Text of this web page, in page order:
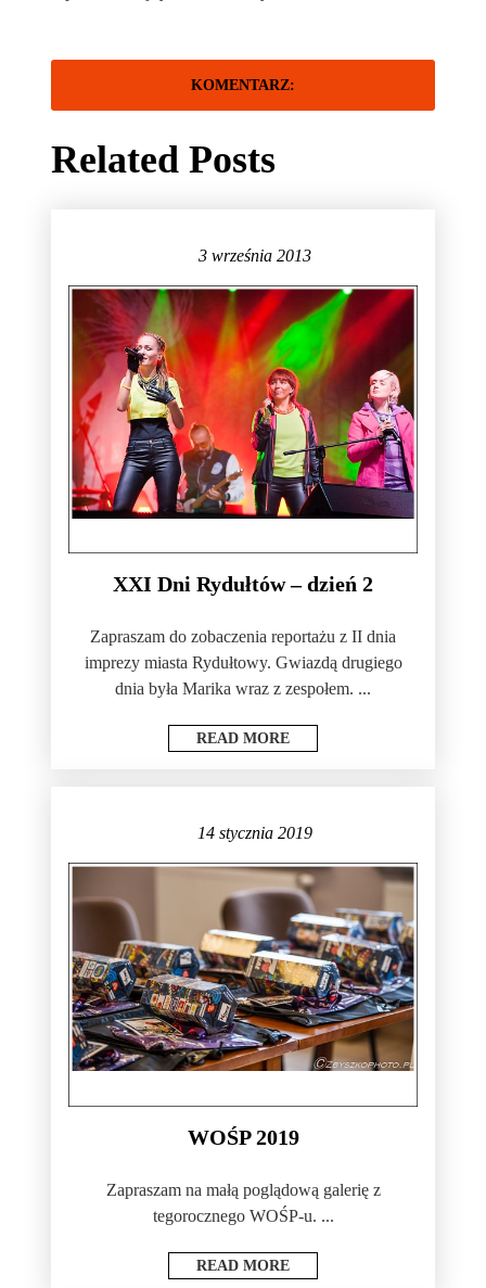
Related Posts
3 września 2013
XXI Dni Rydułtów – dzień 2
Zapraszam do zobaczenia reportażu z II dnia
imprezy miasta Rydułtowy. Gwiazdą drugiego
dnia była Marika wraz z zespołem. ...
READ MORE
14 stycznia 2019
WOŚP 2019
Zapraszam na małą poglądową galerię z
tegorocznego WOŚP-u. ...
READ MORE